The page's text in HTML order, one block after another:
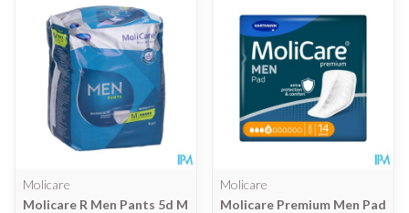
Molicare
Molicare R Men Pants 5d M
Molicare
Molicare Premium Men Pad